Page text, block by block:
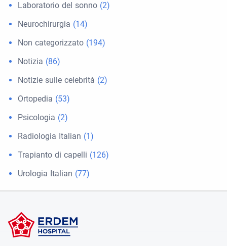
Laboratorio del sonno (2)
Neurochirurgia (14)
Non categorizzato (194)
Notizia (86)
Notizie sulle celebrità (2)
Ortopedia (53)
Psicologia (2)
Radiologia Italian (1)
Trapianto di capelli (126)
Urologia Italian (77)